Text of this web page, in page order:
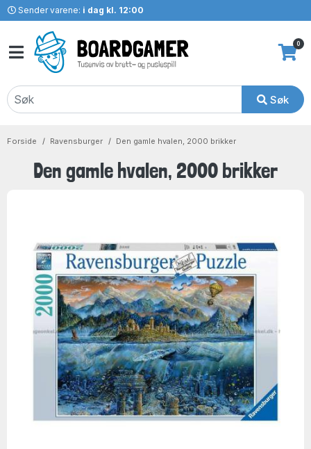
Sender varene: i dag kl. 12:00
Søk
0
Forside Ravensburger Den gamle hvalen, 2000 brikker
Den gamle hvalen, 2000 brikker